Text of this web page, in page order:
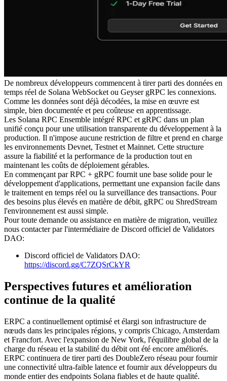
De nombreux développeurs commencent à tirer parti des données en
temps réel de Solana WebSocket ou Geyser gRPC les connexions.
Comme les données sont déjà décodées, la mise en œuvre est
simple, bien documentée et peu coûteuse en apprentissage.
Les Solana RPC Ensemble intégré RPC et gRPC dans un plan
unifié conçu pour une utilisation transparente du développement à la
production. Il n'impose aucune restriction de filtre et prend en charge
les environnements Devnet, Testnet et Mainnet. Cette structure
assure la fiabilité et la performance de la production tout en
maintenant les coûts de déploiement gérables.
En commençant par RPC + gRPC fournit une base solide pour le
développement d'applications, permettant une expansion facile dans
le traitement en temps réel ou la surveillance des transactions. Pour
des besoins plus élevés en matière de débit, gRPC ou ShredStream
l'environnement est aussi simple.
Pour toute demande ou assistance en matière de migration, veuillez
nous contacter par l'intermédiaire de Discord officiel de Validators
DAO:
Discord officiel de Validators DAO:
https://discord.gg/C7ZQSrCkYR
Perspectives futures et amélioration
continue de la qualité
ERPC a continuellement optimisé et élargi son infrastructure de
nœuds dans les principales régions, y compris Chicago, Amsterdam
et Francfort. Avec l'expansion de New York, l'équilibre global de la
charge du réseau et la stabilité du débit ont été encore améliorés.
ERPC continuera de tirer parti des DoubleZero réseau pour fournir
une connectivité ultra-faible latence et fournir aux développeurs du
monde entier des endpoints Solana fiables et de haute qualité.